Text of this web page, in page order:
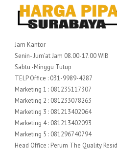
Jam Kantor
Senin- Jum’at Jam 08.00-17.00 WIB
Sabtu -Minggu Tutup
TELP Office : 031-9989-4287
Marketing 1 : 081235117307
Marketing 2 : 081233078263
Marketing 3 : 081213402064
Marketing 4 : 081213402093
Marketing 5 : 081296740794
Head Office : Perum The Quality